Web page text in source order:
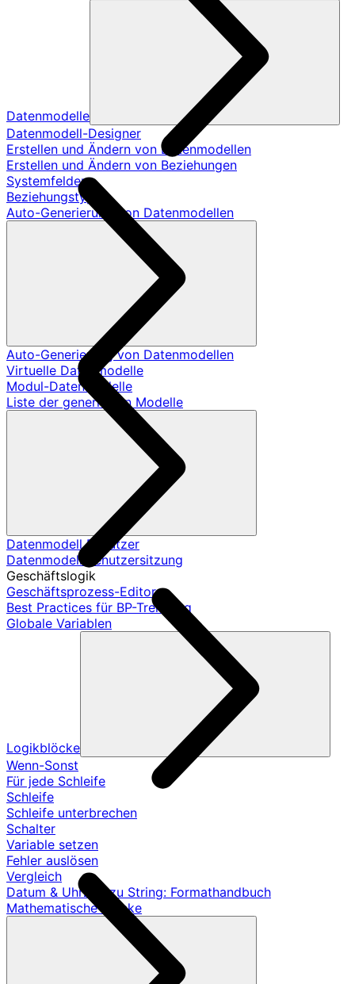
Datenmodelle
Datenmodell-Designer
Erstellen und Ändern von Datenmodellen
Erstellen und Ändern von Beziehungen
Systemfelder
Beziehungstypen
Auto-Generierung von Datenmodellen
Auto-Generierung von Datenmodellen
Virtuelle Datenmodelle
Modul-Datenmodelle
Liste der generierten Modelle
Datenmodell Benutzer
Datenmodell Benutzersitzung
Geschäftslogik
Geschäftsprozess-Editor
Best Practices für BP-Trennung
Globale Variablen
Logikblöcke
Wenn-Sonst
Für jede Schleife
Schleife
Schleife unterbrechen
Schalter
Variable setzen
Fehler auslösen
Vergleich
Datum & Uhrzeit zu String: Formathandbuch
Mathematische Blöcke